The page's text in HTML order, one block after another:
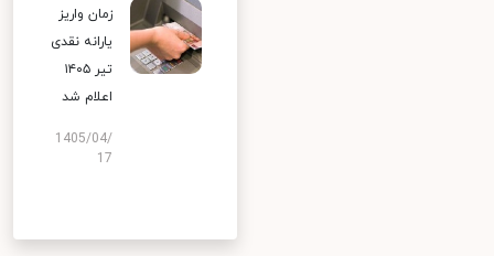
زمان واریز
یارانه نقدی
تیر ۱۴۰۵
اعلام شد
1405/04/
17